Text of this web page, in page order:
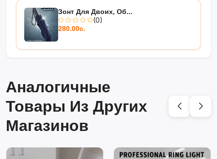
Зонт Для Двоих, Об...
(0)
280.00с.
Аналогичные
Товары Из Других
Магазинов